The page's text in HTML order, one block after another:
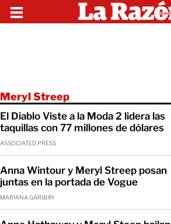
Meryl Streep
El Diablo Viste a la Moda 2 lidera las
taquillas con 77 millones de dólares
ASSOCIATED PRESS
Anna Wintour y Meryl Streep posan
juntas en la portada de Vogue
MARIANA GARIBAY